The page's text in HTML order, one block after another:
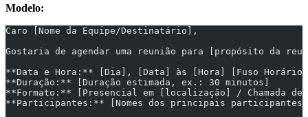
Modelo:
Caro [Nome da Equipe/Destinatário],
Gostaria de agendar uma reunião para [propósito da
**Data e Hora:** [Dia], [Data] às [Hora] [Fuso Horário]
**Duração:** [Duração estimada, ex.: 30 minutos]
**Formato:** [Presencial em [localização] / Chamada
**Participantes:** [Nomes dos principais participantes]